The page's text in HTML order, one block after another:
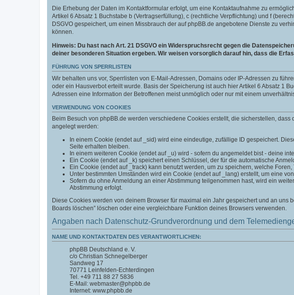
Die Erhebung der Daten im Kontaktformular erfolgt, um eine Kontaktaufnahme zu
Artikel 6 Absatz 1 Buchstabe b (Vertragserfüllung), c (rechtliche Verpflichtung) und f
DSGVO gespeichert, um einen Missbrauch der auf phpBB.de angebotene Dienste zu
können.
Hinweis: Du hast nach Art. 21 DSGVO ein Widerspruchsrecht gegen die
deiner besonderen Situation ergeben. Wir weisen vorsorglich darauf hin, dass die
FÜHRUNG VON SPERRLISTEN
Wir behalten uns vor, Sperrlisten von E-Mail-Adressen, Domains oder IP-Adressen zu
oder ein Hausverbot erteilt wurde. Basis der Speicherung ist auch hier Artikel 6 Absatz 1
Adressen eine Information der Betroffenen meist unmöglich oder nur mit einem
VERWENDUNG VON COOKIES
Beim Besuch von phpBB.de werden verschiedene Cookies erstellt, die sicherstellen,
angelegt werden:
In einem Cookie (endet auf _sid) wird eine eindeutige, zufällige ID gespeichert.
Seite erhalten bleiben.
In einem weiteren Cookie (endet auf _u) wird - sofern du angemeldet bist - deine
Ein Cookie (endet auf _k) speichert einen Schlüssel, der für die automatische
Ein Cookie (endet auf _track) kann benutzt werden, um zu speichern, welche
Unter bestimmten Umständen wird ein Cookie (endet auf _lang) erstellt, um eine
Sofern du ohne Anmeldung an einer Abstimmung teilgenommen hast, wird ein
Abstimmung erfolgt.
Diese Cookies werden von deinem Browser für maximal ein Jahr gespeichert und an
Boards löschen” löschen oder eine vergleichbare Funktion deines Browsers verwenden.
Angaben nach Datenschutz-Grundverordnung und dem
NAME UND KONTAKTDATEN DES VERANTWORTLICHEN:
phpBB Deutschland e. V.
c/o Christian Schnegelberger
Sandweg 17
70771 Leinfelden-Echterdingen
Tel. +49 711 88 27 5836
E-Mail: webmaster@phpbb.de
Internet: www.phpbb.de